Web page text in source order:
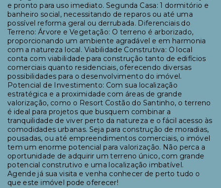
e pronto para uso imediato. Segunda Casa: 1 dormitório e
banheiro social, necessitando de reparos ou até uma
possível reforma geral ou derrubada. Diferenciais do
Terreno: Árvore e Vegetação: O terreno é arborizado,
proporcionando um ambiente agradável e em harmonia
com a natureza local. Viabilidade Construtiva: O local
conta com viabilidade para construção tanto de edifícios
comerciais quanto residenciais, oferecendo diversas
possibilidades para o desenvolvimento do imóvel.
Potencial de Investimento: Com sua localização
estratégica e a proximidade com áreas de grande
valorização, como o Resort Costão do Santinho, o terreno
é ideal para projetos que busquem combinar a
tranquilidade de viver perto da natureza e o fácil acesso às
comodidades urbanas. Seja para construção de moradias,
pousadas, ou até empreendimentos comerciais, o imóvel
tem um enorme potencial para valorização. Não perca a
oportunidade de adquirir um terreno único, com grande
potencial construtivo e uma localização imbatível.
Agende já sua visita e venha conhecer de perto tudo o
que este imóvel pode oferecer!